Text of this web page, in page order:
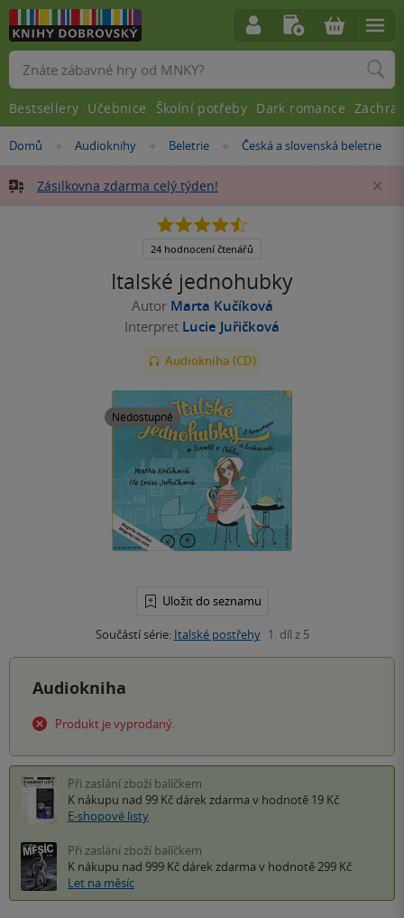
Nacházíte
zde:
Domů »Audioknihy »
Beletrie »
Česká a slovenská beletrie
Zásilkovna zdarma celý týden!
Italské jednohubky
Autor Marta Kučíková
Interpret Lucie Juřičková
Audiokniha (CD)
Nedostupné
Uložit do seznamu
Součástí série: Italské postřehy 1. díl z 5
4.5
5
24 hodnocení čtenářů
Audiokniha
Produkt je vyprodaný.
Při zaslání zboží balíčkem
K nákupu nad 99 Kč dárek zdarma v hodnotě 19 Kč
E-shopové listy
Při zaslání zboží balíčkem
K nákupu nad 999 Kč dárek zdarma v hodnotě 299 Kč
Let na měsíc
Vyhledávání
Bestsellery Učebnice Školní potřeby Dark romance